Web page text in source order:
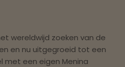
wereldwijd zoeken van de
en nu uitgegroeid tot een
met een eigen Menina